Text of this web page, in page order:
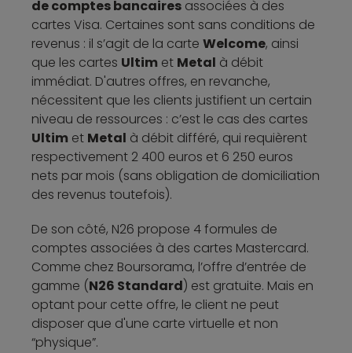
de comptes bancaires associées à des
cartes Visa. Certaines sont sans conditions de
revenus : il s’agit de la carte Welcome, ainsi
que les cartes Ultim et Metal à débit
immédiat. D'autres offres, en revanche,
nécessitent que les clients justifient un certain
niveau de ressources : c’est le cas des cartes
Ultim et Metal à débit différé, qui requièrent
respectivement 2 400 euros et 6 250 euros
nets par mois (sans obligation de domiciliation
des revenus toutefois).
De son côté, N26 propose 4 formules de
comptes associées à des cartes Mastercard.
Comme chez Boursorama, l’offre d’entrée de
gamme (N26 Standard) est gratuite. Mais en
optant pour cette offre, le client ne peut
disposer que d'une carte virtuelle et non
“physique”.